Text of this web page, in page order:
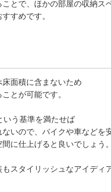
とで、ほかの部屋の収納ス
すめです。
面積に含まないため
とが可能です。
いう基準を満たせば
いので、バイクや車などを
に仕上げると良いでしょう。
スタイリッシュなアイディ